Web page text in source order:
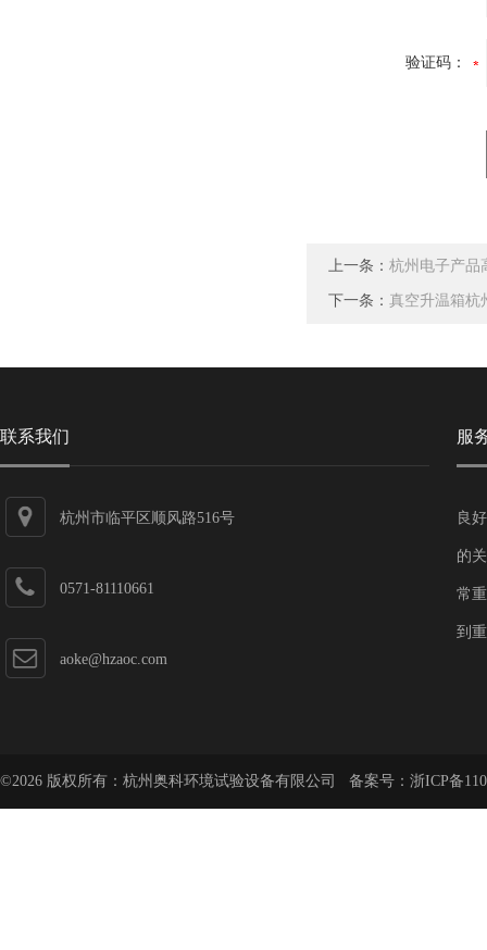
验证码：
上一条： 杭州电子产品
下一条： 真空升温箱杭
联系我们
杭州市临平区顺风路516号
0571-81110661
aoke@hzaoc.com
服
良
的
常
到
©2026 版权所有：杭州奥科环境试验设备有限公司 备案号： 浙ICP备